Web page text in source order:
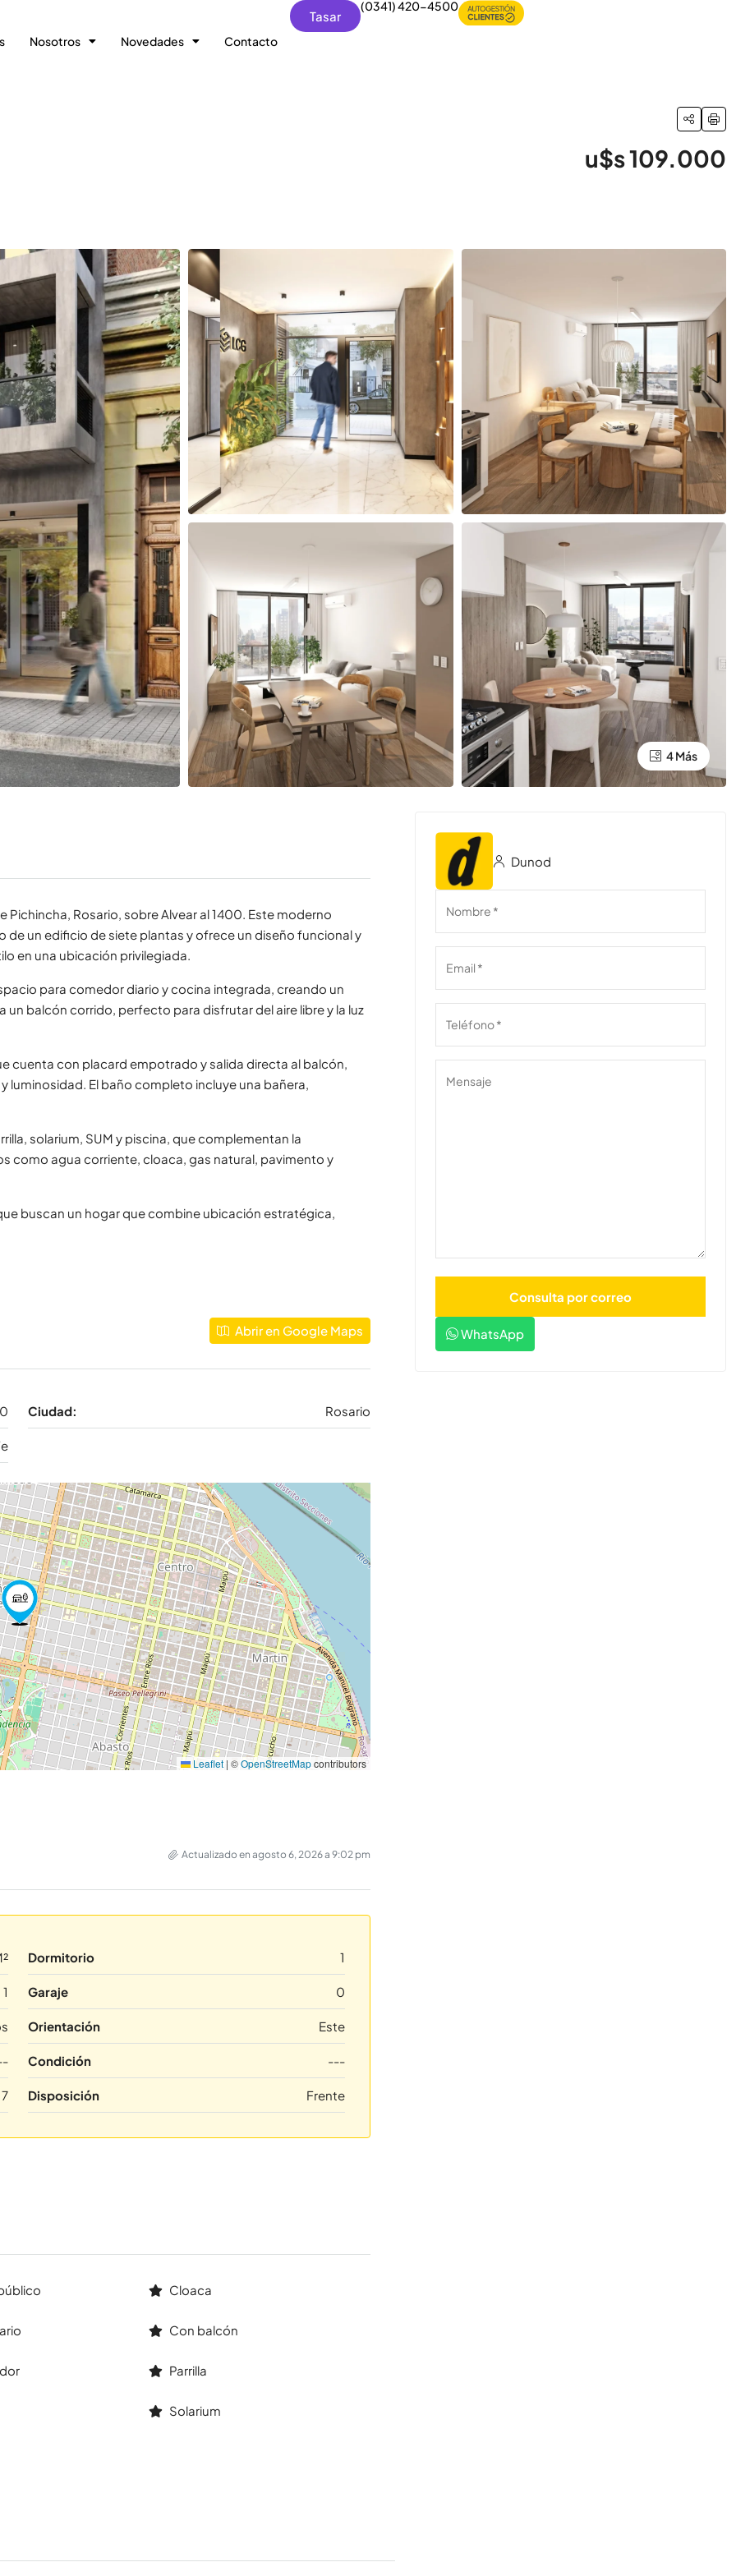
Nosotros Novedades Contacto
Tasar
(0341) 420-4500
u$s 109.000
4 Más
Rosario, sobre Alvear al 1400. Este moderno
de un edificio de siete plantas y ofrece un diseño funcional y
en una ubicación privilegiada.
para comedor diario y cocina integrada, creando un
balcón corrido, perfecto para disfrutar del aire libre y la luz
cuenta con placard empotrado y salida directa al balcón,
El baño completo incluye una bañera,
solarium, SUM y piscina, que complementan la
como agua corriente, cloaca, gas natural, pavimento y
buscan un hogar que combine ubicación estratégica,
Abrir en Google Maps
Ciudad: Rosario
Leaflet | ©OpenStreetMapcontributors
Actualizado en agosto 6, 2026 a 9:02 pm
Dormitorio 1
1 Garaje 0
Orientación Este
Condición ---
7 Disposición Frente
Cloaca
Con balcón
Parrilla
Solarium
Dunod
WhatsApp